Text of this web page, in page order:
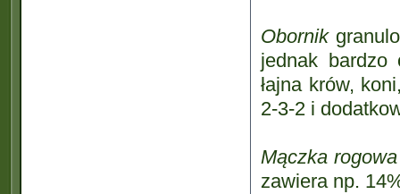
Obornik
jednak
łajna krów,
2-3-2 i
Mączka rogowa
zawiera np.